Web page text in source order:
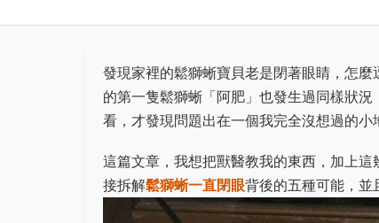
發現家裡的鬆獅蜥寶貝老是閉著眼睛，怎
的第一隻鬆獅蜥「阿肥」也發生過同樣狀
看，才發現問題出在一個我完全沒想過的小
這篇文章，我想把獸醫教我的東西，加上
接拆解鬆獅蜥一直閉眼背後的五種可能，並